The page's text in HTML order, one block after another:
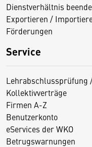
Dienstverhältnis
Exportieren /
Förderungen
Service
Lehrabschlussprüfung
Kollektivverträge
Firmen A-Z
Benutzerkonto
eServices der WKO
Betrugswarnungen